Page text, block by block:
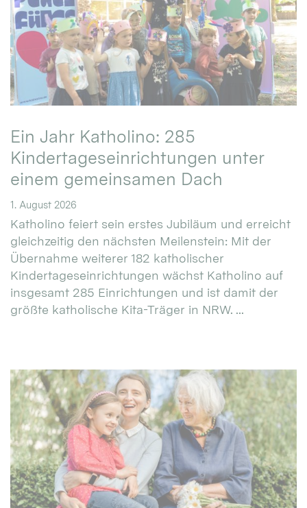
Ein Jahr Katholino: 285
Kindertageseinrichtungen unter
einem gemeinsamen Dach
1. August 2026
Katholino feiert sein erstes Jubiläum und erreicht
gleichzeitig den nächsten Meilenstein: Mit der
Übernahme weiterer 182 katholischer
Kindertageseinrichtungen wächst Katholino auf
insgesamt 285 Einrichtungen und ist damit der
größte katholische Kita-Träger in NRW. ...